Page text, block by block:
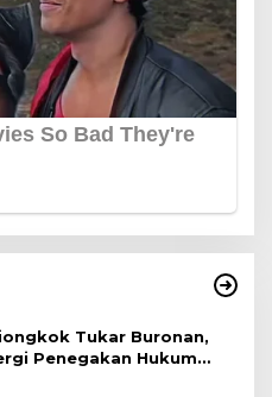
Tukar Buronan,
Penegakan Hukum